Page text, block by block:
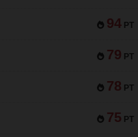
94 PT
79 PT
78 PT
75 PT